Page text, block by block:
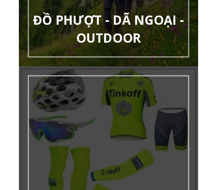
ĐỒ PHƯỢT - DÃ NGOẠI -
OUTDOOR